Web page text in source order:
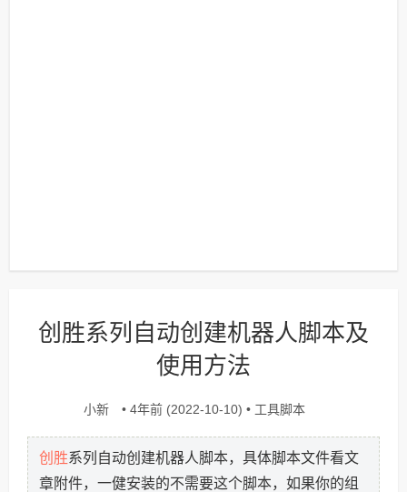
创胜系列自动创建机器人脚本及
使用方法
小新 • 4年前 (2022-10-10) • 工具脚本
创胜系列自动创建机器人脚本，具体脚本文件看文
章附件，一健安装的不需要这个脚本，如果你的组